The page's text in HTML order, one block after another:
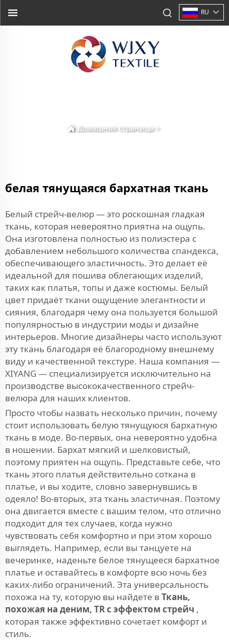
RU
Домашняя страница>
белая тянущаяся бархатная ткань
Белый стрейч-велюр — это роскошная гладкая
ткань, которая невероятно приятна на ощупь.
Она изготовлена полностью из полиэстера с
добавлением небольшого количества спандекса,
обеспечивающего эластичность. Это делает её
идеальной для пошива облегающих изделий,
таких как платья, топы и даже костюмы. Белый
цвет придаёт ткани ощущение элегантности и
сияния, благодаря чему она пользуется большой
популярностью в индустрии моды и дизайне
интерьеров. Многие дизайнеры часто используют
эту ткань благодаря её благородному внешнему
виду и качественной текстуре. Наша компания —
XIYANG — специализируется исключительно на
производстве высококачественного стрейч-
велюра для наших клиентов.
Просто чтобы назвать несколько причин, почему
стоит использовать белую тянущуюся бархатную
ткань в моде. Во-первых, она невероятно удобна
в ношении. Бархат мягкий и шелковистый,
поэтому приятен на ощупь. Представьте себе, что
ткань этого платья действительно соткана в
платье, и вы ходите, словно завернувшись в
одеяло! Во-вторых, эта ткань эластичная. Поэтому
она двигается вместе с вашим телом, что отлично
подходит для тех случаев, когда нужно
чувствовать себя комфортно и при этом хорошо
выглядеть. Например, если вы танцуете на
вечеринке, наденьте белое тянущееся бархатное
платье и оставайтесь в комфорте всю ночь без
каких-либо ограничений. Эта универсальность
похожа на ту, которую вы найдете в Ткань,
похожая на деним, TR с эффектом стрейч ,
которая также эффективно сочетает комфорт и
стиль.